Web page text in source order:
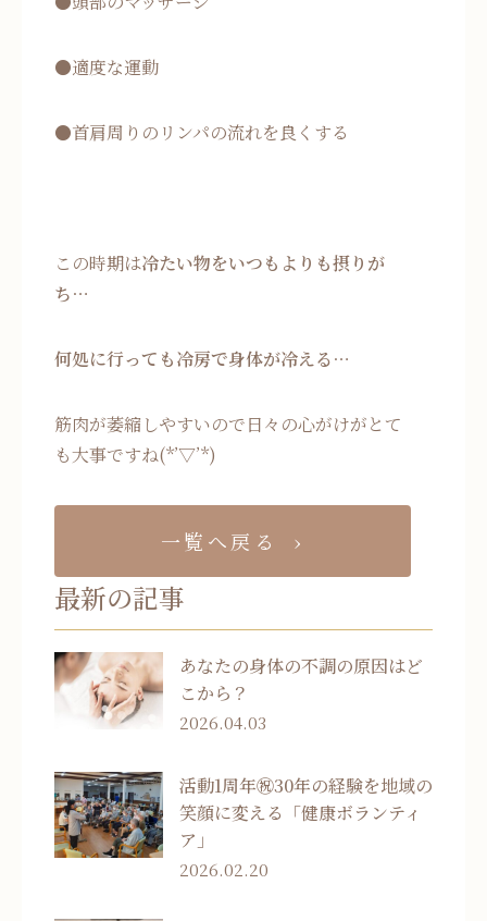
●適度な運動
●首肩周りのリンパの流れを良くする
この時期は冷たい物をいつもよりも摂りが
ち…
何処に行っても冷房で身体が冷える…
筋肉が萎縮しやすいので日々の心がけがとて
も大事ですね(*’▽’*)
一覧へ戻る
最新の記事
あなたの身体の不調の原因はど
こから？
2026.04.03
活動1周年㊗30年の経験を地域の
笑顔に変える「健康ボランティ
ア」
2026.02.20